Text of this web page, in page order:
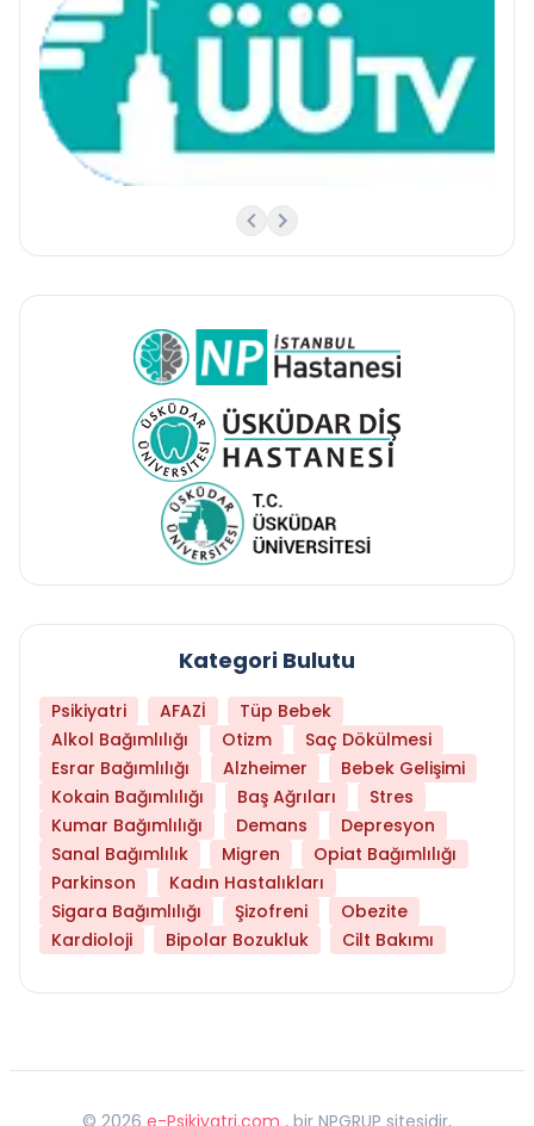
Kategori Bulutu
Psikiyatri AFAZİ
Tüp Bebek
Alkol Bağımlılığı
Otizm
Saç Dökülmesi
Esrar Bağımlılığı
Alzheimer
Bebek Gelişimi
Kokain Bağımlılığı
Baş Ağrıları
Stres
Kumar Bağımlılığı
Demans
Depresyon
Sanal Bağımlılık
Migren
Opiat Bağımlılığı
Parkinson
Kadın Hastalıkları
Sigara Bağımlılığı
Şizofreni
Obezite
Kardioloji
Bipolar Bozukluk Cilt Bakımı
© 2026 e-Psikiyatri.com , bir NPGRUP sitesidir,